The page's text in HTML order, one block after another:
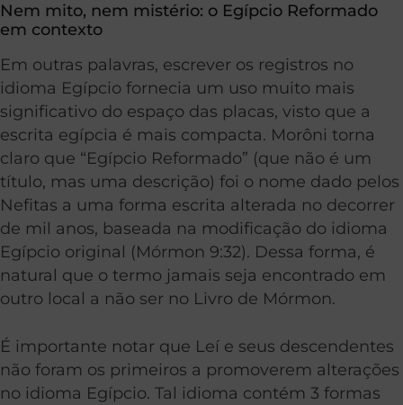
Nem mito, nem mistério: o Egípcio Reformado
em contexto
Em outras palavras, escrever os registros no
idioma Egípcio fornecia um uso muito mais
significativo do espaço das placas, visto que a
escrita egípcia é mais compacta. Morôni torna
claro que “Egípcio Reformado” (que não é um
título, mas uma descrição) foi o nome dado pelos
Nefitas a uma forma escrita alterada no decorrer
de mil anos, baseada na modificação do idioma
Egípcio original (Mórmon 9:32). Dessa forma, é
natural que o termo jamais seja encontrado em
outro local a não ser no Livro de Mórmon.
É importante notar que Leí e seus descendentes
não foram os primeiros a promoverem alterações
no idioma Egípcio. Tal idioma contém 3 formas